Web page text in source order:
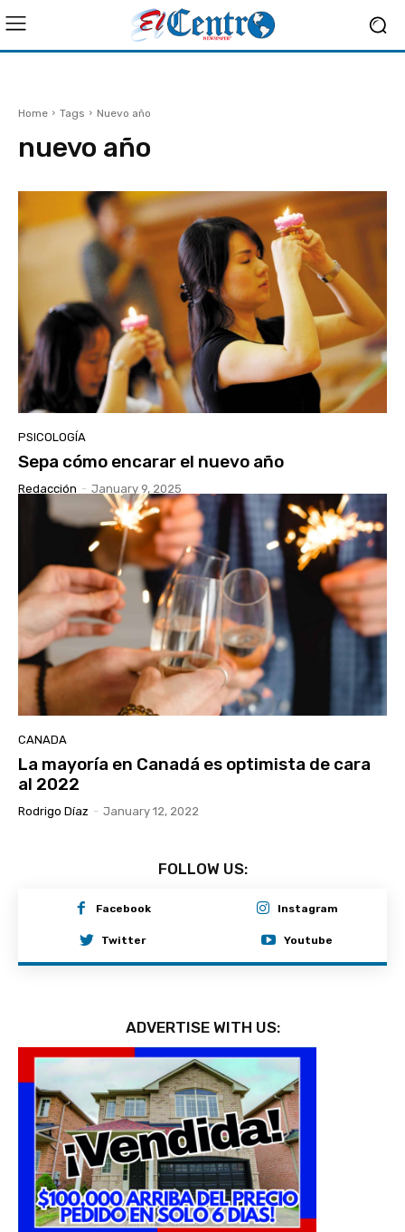
Home Tags Nuevo año
nuevo año
PSICOLOGÍA
Sepa cómo encarar el nuevo año
Redacción - January 9, 2025
CANADA
La mayoría en Canadá es optimista de cara
al 2022
Rodrigo Díaz - January 12, 2022
FOLLOW US:
Facebook Instagram
Twitter Youtube
ADVERTISE WITH US: